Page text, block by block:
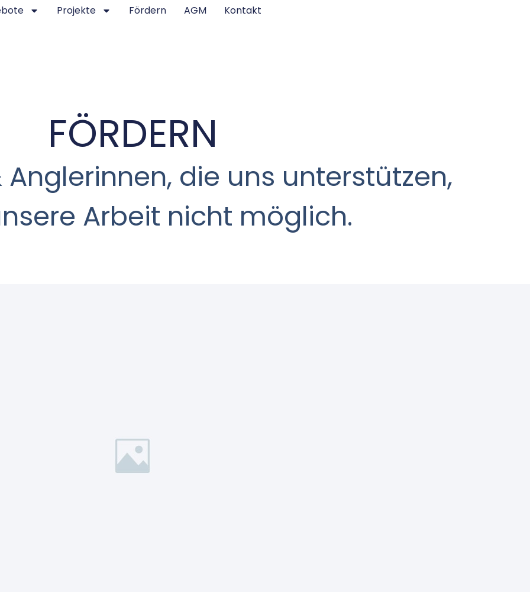
Projekte Fördern AGM Kontakt
FÖRDERN
Anglerinnen, die uns unterstützen,
Arbeit nicht möglich.